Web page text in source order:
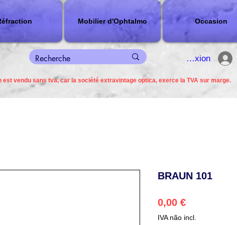
Mobilier d'Ophtalmo Occasion
connexion
est vendu sans tva, car la société extravintage optica, exerce la TVA sur marge.
BRAUN 101
0,00 €Preço
IVA não incl.